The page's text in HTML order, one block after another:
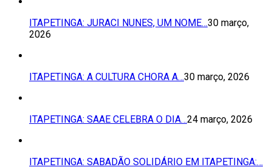
ITAPETINGA: JURACI NUNES, UM NOME…30 março,
2026
ITAPETINGA: A CULTURA CHORA A…30 março, 2026
ITAPETINGA: SAAE CELEBRA O DIA…24 março, 2026
ITAPETINGA: SABADÃO SOLIDÁRIO EM ITAPETINGA:…